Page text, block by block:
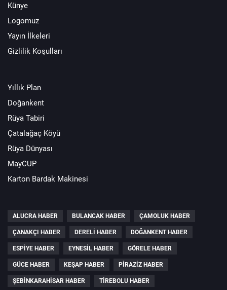
Künye
Logomuz
Yayın İlkeleri
Gizlilik Koşulları
Yıllık Plan
Doğankent
Rüya Tabiri
Çatalağaç Köyü
Rüya Dünyası
MayCUP
Karton Bardak Makinesi
ALUCRA HABER BULANCAK HABER ÇAMOLUK HABER
ÇANAKÇI HABER DERELI HABER DOĞANKENT HABER
ESPIYE HABER EYNESIL HABER GÖRELE HABER
GÜCE HABER KEŞAP HABER PIRAZIZ HABER
ŞEBINKARAHISAR HABER TIREBOLU HABER